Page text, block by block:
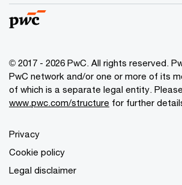
© 2017 - 2026 PwC. All rights reserved.
PwC network and/or one or more of its
of which is a separate legal entity.
www.pwc.com/structure for further
Privacy
Cookie policy
Legal disclaimer